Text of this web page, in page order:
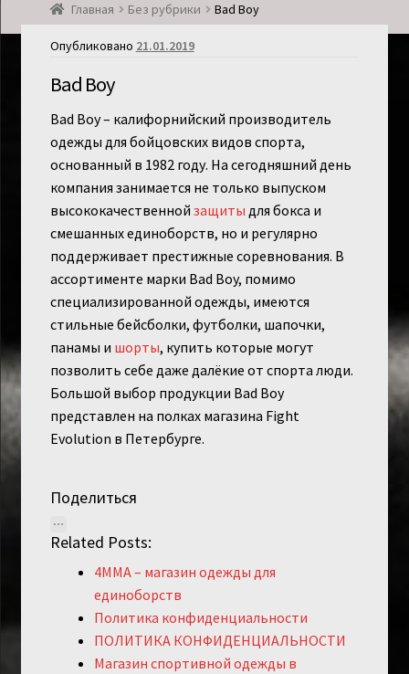
Мой аккаунт
Главная Без рубрики Bad Boy
Опубликовано 21.01.2019
Bad Boy
Bad Boy – калифорнийский производитель
одежды для бойцовских видов спорта,
основанный в 1982 году. На сегодняшний день
компания занимается не только выпуском
высококачественной защиты для бокса и
смешанных единоборств, но и регулярно
поддерживает престижные соревнования. В
ассортименте марки Bad Boy, помимо
специализированной одежды, имеются
стильные бейсболки, футболки, шапочки,
панамы и шорты, купить которые могут
позволить себе даже далёкие от спорта люди.
Большой выбор продукции Bad Boy
представлен на полках магазина Fight
Evolution в Петербурге.
Поделиться
Related Posts:
4MMA – магазин одежды для
единоборств
Политика конфиденциальности
ПОЛИТИКА КОНФИДЕНЦИАЛЬНОСТИ
Магазин спортивной одежды в